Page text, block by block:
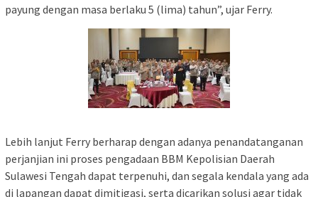
payung dengan masa berlaku 5 (lima) tahun”, ujar Ferry.
Lebih lanjut Ferry berharap dengan adanya penandatanganan
perjanjian ini proses pengadaan BBM Kepolisian Daerah
Sulawesi Tengah dapat terpenuhi, dan segala kendala yang ada
di lapangan dapat dimitigasi, serta dicarikan solusi agar tidak